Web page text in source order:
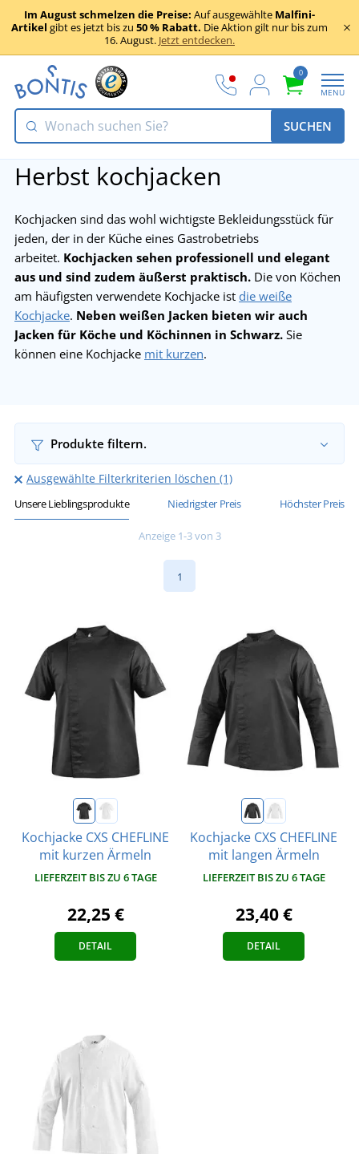
Im August schmelzen die Preise: Auf ausgewählte Malfini-
Artikel gibt es jetzt bis zu 50 % Rabatt. Die Aktion gilt nur bis zum
16. August. Jetzt entdecken.
0
MENU
SUCHEN
Herbst kochjacken
Kochjacken sind das wohl wichtigste Bekleidungsstück für
jeden, der in der Küche eines Gastrobetriebs
arbeitet. Kochjacken sehen professionell und elegant
aus und sind zudem äußerst praktisch. Die von Köchen
am häufigsten verwendete Kochjacke ist die weiße
Kochjacke. Neben weißen Jacken bieten wir auch
Jacken für Köche und Köchinnen in Schwarz. Sie
können eine Kochjacke mit kurzen.
Produkte filtern.
Ausgewählte Filterkriterien löschen (1)
Unsere Lieblingsprodukte Niedrigster Preis Höchster Preis
Anzeige 1-3 von 3
1
Kochjacke CXS CHEFLINE
mit kurzen Ärmeln
LIEFERZEIT BIS ZU 6 TAGE
22,25 €
DETAIL
Kochjacke CXS CHEFLINE
mit langen Ärmeln
LIEFERZEIT BIS ZU 6 TAGE
23,40 €
DETAIL